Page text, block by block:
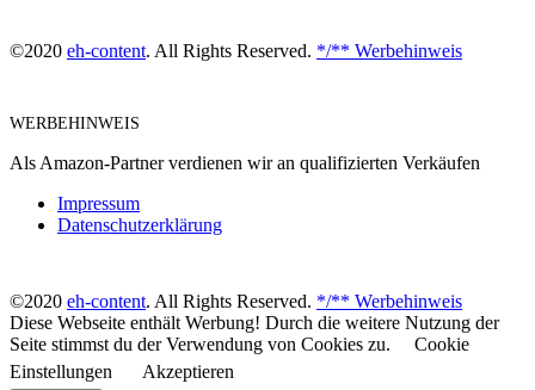
©2020 eh-content. All Rights Reserved. */** Werbehinweis
WERBEHINWEIS
Als Amazon-Partner verdienen wir an qualifizierten Verkäufen
Impressum
Datenschutzerklärung
©2020 eh-content. All Rights Reserved. */** Werbehinweis
Diese Webseite enthält Werbung! Durch die weitere Nutzung der
Seite stimmst du der Verwendung von Cookies zu.
Cookie
Einstellungen
Akzeptieren